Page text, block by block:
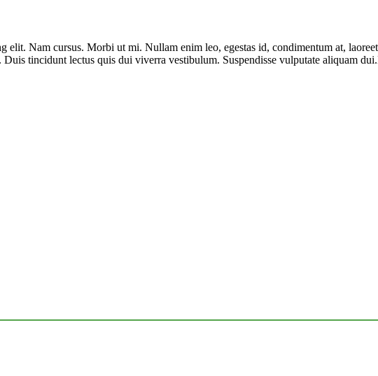
elit. Nam cursus. Morbi ut mi. Nullam enim leo, egestas id, condimentum at,
Duis tincidunt lectus quis dui viverra vestibulum. Suspendisse vulputate aliquam